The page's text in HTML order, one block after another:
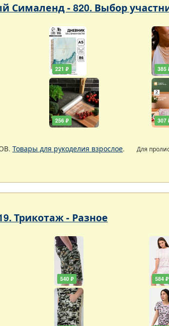
Сималенд - 820. Выбор
221 ₽
256 ₽
385
307
Товары для рукоделия взрослое. Для
Трикотаж - Разное
540 ₽ 584 ₽